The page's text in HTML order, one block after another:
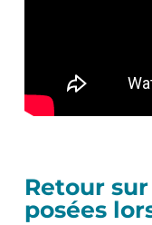
Retour
posées